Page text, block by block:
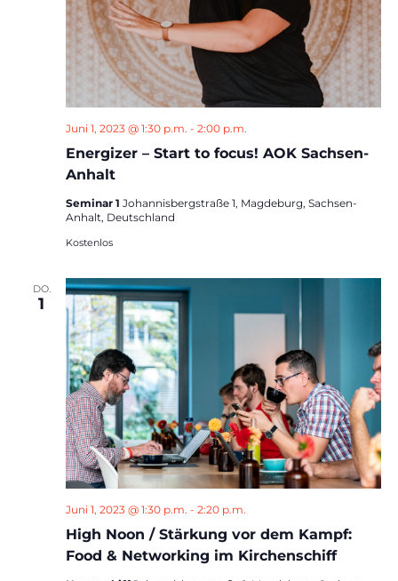
Energizer – Start to focus! AOK Sachsen-
Anhalt
Juni 1, 2023 @ 1:30 p.m. - 2:00 p.m.
Seminar 1 Johannisbergstraße 1, Magdeburg, Sachsen-
Anhalt, Deutschland
Kostenlos
DO.
1
High Noon / Stärkung vor dem Kampf:
Food & Networking im Kirchenschiff
Juni 1, 2023 @ 1:30 p.m. - 2:20 p.m.